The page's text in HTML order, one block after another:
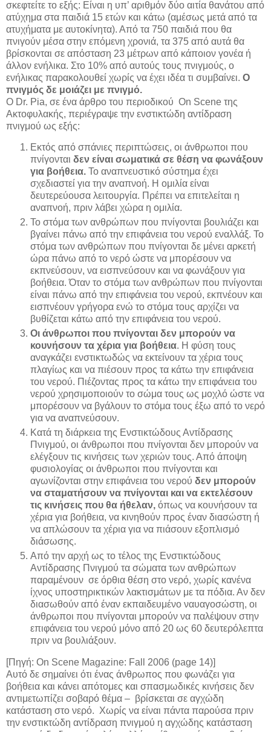
σκεφτείτε το εξής: Είναι η υπ’ αριθμόν δύο αιτία θανάτου από
ατύχημα στα παιδιά 15 ετών και κάτω (αμέσως μετά από τα
ατυχήματα με αυτοκίνητα). Από τα 750 παιδιά που θα
πνιγούν μέσα στην επόμενη χρονιά, τα 375 από αυτά θα
βρίσκονται σε απόσταση 23 μέτρων από κάποιον γονέα ή
άλλον ενήλικα. Στο 10% από αυτούς τους πνιγμούς, ο
ενήλικας παρακολουθεί χωρίς να έχει ιδέα τι συμβαίνει. Ο
πνιγμός δε μοιάζει με πνιγμό.
Ο Dr. Pia, σε ένα άρθρο του περιοδικού On Scene της
Ακτοφυλακής, περιέγραψε την ενστικτώδη αντίδραση
πνιγμού ως εξής:
Εκτός από σπάνιες περιπτώσεις, οι άνθρωποι που
πνίγονται δεν είναι σωματικά σε θέση να φωνάξουν
για βοήθεια. Το αναπνευστικό σύστημα έχει
σχεδιαστεί για την αναπνοή. Η ομιλία είναι
δευτερεύουσα λειτουργία. Πρέπει να επιτελείται η
αναπνοή, πριν λάβει χώρα η ομιλία.
Το στόμα των ανθρώπων που πνίγονται βουλιάζει και
βγαίνει πάνω από την επιφάνεια του νερού εναλλάξ. Το
στόμα των ανθρώπων που πνίγονται δε μένει αρκετή
ώρα πάνω από το νερό ώστε να μπορέσουν να
εκπνεύσουν, να εισπνεύσουν και να φωνάξουν για
βοήθεια. Όταν το στόμα των ανθρώπων που πνίγονται
είναι πάνω από την επιφάνεια του νερού, εκπνέουν και
εισπνέουν γρήγορα ενώ το στόμα τους αρχίζει να
βυθίζεται κάτω από την επιφάνεια του νερού.
Οι άνθρωποι που πνίγονται δεν μπορούν να
κουνήσουν τα χέρια για βοήθεια. Η φύση τους
αναγκάζει ενστικτωδώς να εκτείνουν τα χέρια τους
πλαγίως και να πιέσουν προς τα κάτω την επιφάνεια
του νερού. Πιέζοντας προς τα κάτω την επιφάνεια του
νερού χρησιμοποιούν το σώμα τους ως μοχλό ώστε να
μπορέσουν να βγάλουν το στόμα τους έξω από το νερό
για να αναπνεύσουν.
Κατά τη διάρκεια της Ενστικτώδους Αντίδρασης
Πνιγμού, οι άνθρωποι που πνίγονται δεν μπορούν να
ελέγξουν τις κινήσεις των χεριών τους. Από άποψη
φυσιολογίας οι άνθρωποι που πνίγονται και
αγωνίζονται στην επιφάνεια του νερού δεν μπορούν
να σταματήσουν να πνίγονται και να εκτελέσουν
τις κινήσεις που θα ήθελαν, όπως να κουνήσουν τα
χέρια για βοήθεια, να κινηθούν προς έναν διασώστη ή
να απλώσουν τα χέρια για να πιάσουν εξοπλισμό
διάσωσης.
Από την αρχή ως το τέλος της Ενστικτώδους
Αντίδρασης Πνιγμού τα σώματα των ανθρώπων
παραμένουν σε όρθια θέση στο νερό, χωρίς κανένα
ίχνος υποστηρικτικών λακτισμάτων με τα πόδια. Αν δεν
διασωθούν από έναν εκπαιδευμένο ναυαγοσώστη, οι
άνθρωποι που πνίγονται μπορούν να παλέψουν στην
επιφάνεια του νερού μόνο από 20 ως 60 δευτερόλεπτα
πριν να βουλιάξουν.
[Πηγή: On Scene Magazine: Fall 2006 (page 14)]
Αυτό δε σημαίνει ότι ένας άνθρωπος που φωνάζει για
βοήθεια και κάνει απότομες και σπασμωδικές κινήσεις δεν
αντιμετωπίζει σοβαρό θέμα – βρίσκεται σε αγχώδη
κατάσταση στο νερό. Χωρίς να είναι πάντα παρούσα πριν
την ενστικτώδη αντίδραση πνιγμού η αγχώδης κατάσταση